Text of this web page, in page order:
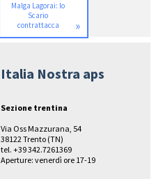
Malga Lagorai: lo
Scario
contrattacca
»
Italia Nostra aps
Sezione trentina
Via Oss Mazzurana, 54
38122 Trento (TN)
tel. +39 342.7261369
Aperture: venerdì ore 17-19